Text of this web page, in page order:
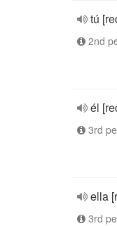
tú
2nd
él
3rd
ella
3rd